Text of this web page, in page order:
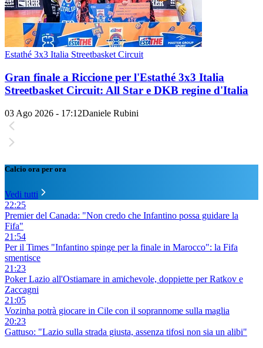
Estathé 3x3 Italia Streetbasket Circuit
Gran finale a Riccione per l'Estathé 3x3 Italia
Streetbasket Circuit: All Star e DKB regine d'Italia
03 Ago 2026 - 17:12Daniele Rubini
Calcio ora per ora
Vedi tutti
22:25
Premier del Canada: "Non credo che Infantino possa guidare la
Fifa"
21:54
Per il Times "Infantino spinge per la finale in Marocco": la Fifa
smentisce
21:23
Poker Lazio all'Ostiamare in amichevole, doppiette per Ratkov e
Zaccagni
21:05
Vozinha potrà giocare in Cile con il soprannome sulla maglia
20:23
Gattuso: "Lazio sulla strada giusta, assenza tifosi non sia un alibi"